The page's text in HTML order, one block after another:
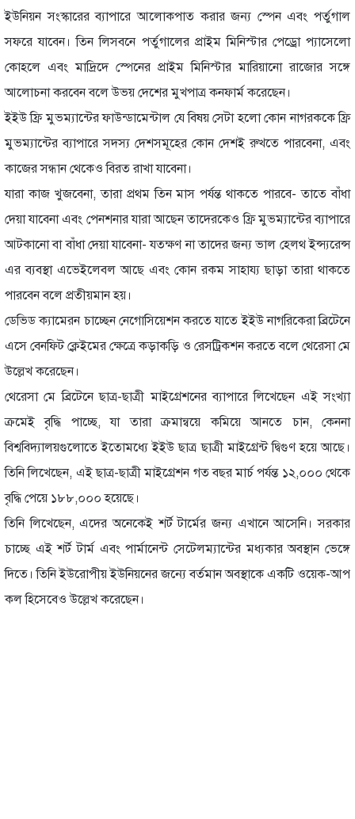
ইউনিয়ন সংস্কারের ব্যাপারে আলোকপাত করার জন্য স্পেন এবং পর্তুগাল
সফরে যাবেন। তিন লিসবনে পর্তুগালের প্রাইম মিনিস্টার পেড্রো প্যাসেলো
কোহলে এবং মাদ্রিদে স্পেনের প্রাইম মিনিস্টার মারিয়ানো রাজোর সঙ্গে
আলোচনা করবেন বলে উভয় দেশের মুখপাত্র কনফার্ম করেছেন।
ইইউ ফ্রি মুভম্যান্টের ফাউন্ডামেন্টাল যে বিষয় সেটা হলো কোন নাগরককে ফ্রি
মুভম্যান্টের ব্যাপারে সদস্য দেশসমূহের কোন দেশই রুখতে পারবেনা, এবং
কাজের সন্ধান থেকেও বিরত রাখা যাবেনা।
যারা কাজ খুজবেনা, তারা প্রথম তিন মাস পর্যন্ত থাকতে পারবে- তাতে বাঁধা
দেয়া যাবেনা এবং পেনশনার যারা আছেন তাদেরকেও ফ্রি মুভম্যান্টের ব্যাপারে
আটকানো বা বাঁধা দেয়া যাবেনা- যতক্ষণ না তাদের জন্য ভাল হেলথ ইন্স্যরেন্স
এর ব্যবস্থা এভেইলেবল আছে এবং কোন রকম সাহায্য ছাড়া তারা থাকতে
পারবেন বলে প্রতীয়মান হয়।
ডেভিড ক্যামেরন চাচ্ছেন নেগোসিয়েশন করতে যাতে ইইউ নাগরিকেরা ব্রিটেনে
এসে বেনফিট ক্লেইমের ক্ষেত্রে কড়াকড়ি ও রেসট্রিকশন করতে বলে থেরেসা মে
উল্লেখ করেছেন।
থেরেসা মে ব্রিটেনে ছাত্র-ছাত্রী মাইগ্রেশনের ব্যাপারে লিখেছেন এই সংখ্যা
ক্রমেই বৃদ্ধি পাচ্ছে, যা তারা ক্রমান্বয়ে কমিয়ে আনতে চান, কেননা
বিশ্ববিদ্যালয়গুলোতে ইতোমধ্যে ইইউ ছাত্র ছাত্রী মাইগ্রেন্ট দ্বিগুণ হয়ে আছে।
তিনি লিখেছেন, এই ছাত্র-ছাত্রী মাইগ্রেশন গত বছর মার্চ পর্যন্ত ১২,০০০ থেকে
বৃদ্ধি পেয়ে ১৮৮,০০০ হয়েছে।
তিনি লিখেছেন, এদের অনেকেই শর্ট টার্মের জন্য এখানে আসেনি। সরকার
চাচ্ছে এই শর্ট টার্ম এবং পার্মানেন্ট সেটেলম্যান্টের মধ্যকার অবস্থান ভেঙ্গে
দিতে। তিনি ইউরোপীয় ইউনিয়নের জন্যে বর্তমান অবস্থাকে একটি ওয়েক-আপ
কল হিসেবেও উল্লেখ করেছেন।